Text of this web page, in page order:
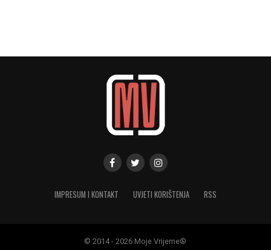
IMPRESUM I KONTAKT UVJETI KORIŠTENJA RSS
© 2014 - 2026 Moje Vrijeme®